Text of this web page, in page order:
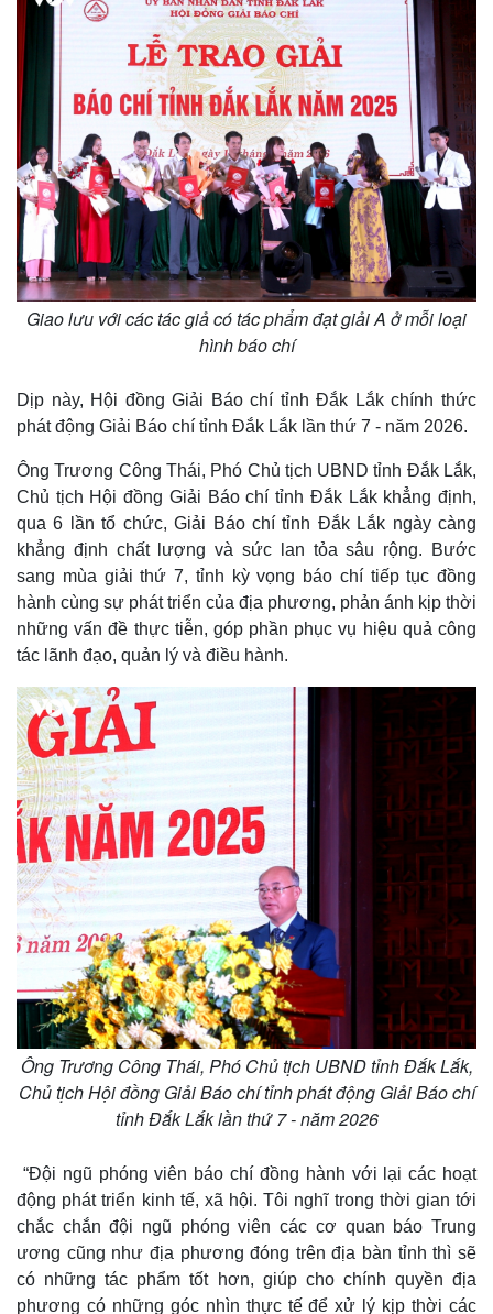
Bất động sản
Khởi nghiệp
Giá vàng
Tiêu dùng
Tỷ giá
Chứng khoán
Giá cà phê
Giao lưu với các tác giả có tác phẩm đạt giải A ở mỗi loại
hình báo chí
Dịp này, Hội đồng Giải Báo chí tỉnh Đắk Lắk chính thức
phát động Giải Báo chí tỉnh Đắk Lắk lần thứ 7 - năm 2026.
Ông Trương Công Thái, Phó Chủ tịch UBND tỉnh Đắk Lắk,
Chủ tịch Hội đồng Giải Báo chí tỉnh Đắk Lắk khẳng định,
qua 6 lần tổ chức, Giải Báo chí tỉnh Đắk Lắk ngày càng
khẳng định chất lượng và sức lan tỏa sâu rộng. Bước
sang mùa giải thứ 7, tỉnh kỳ vọng báo chí tiếp tục đồng
hành cùng sự phát triển của địa phương, phản ánh kịp thời
những vấn đề thực tiễn, góp phần phục vụ hiệu quả công
tác lãnh đạo, quản lý và điều hành.
Ông Trương Công Thái, Phó Chủ tịch UBND tỉnh Đắk Lắk,
Chủ tịch Hội đồng Giải Báo chí tỉnh phát động Giải Báo chí
tỉnh Đắk Lắk lần thứ 7 - năm 2026
“Đội ngũ phóng viên báo chí đồng hành với lại các hoạt
động phát triển kinh tế, xã hội. Tôi nghĩ trong thời gian tới
chắc chắn đội ngũ phóng viên các cơ quan báo Trung
ương cũng như địa phương đóng trên địa bàn tỉnh thì sẽ
có những tác phẩm tốt hơn, giúp cho chính quyền địa
phương có những góc nhìn thực tế để xử lý kịp thời các